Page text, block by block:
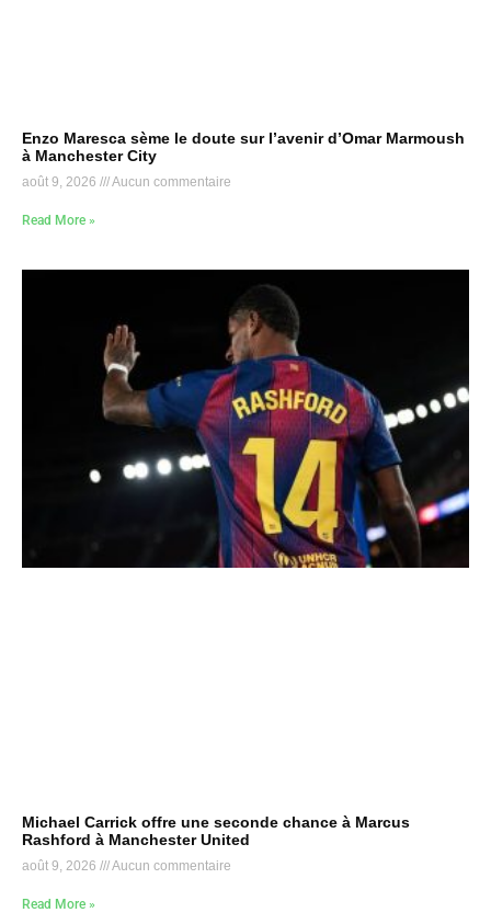
Enzo Maresca sème le doute sur l’avenir d’Omar Marmoush
à Manchester City
août 9, 2026 Aucun commentaire
Read More »
Michael Carrick offre une seconde chance à Marcus
Rashford à Manchester United
août 9, 2026 Aucun commentaire
Read More »